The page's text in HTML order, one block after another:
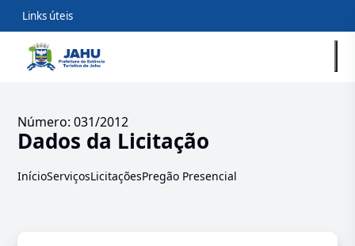
Links úteis
Número: 031/2012
Dados da Licitação
InícioServiçosLicitaçõesPregão Presencial